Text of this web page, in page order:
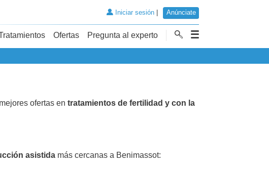
Iniciar sesión| Anúnciate
Ofertas Pregunta al experto
ofertas en tratamientos de fertilidad y con la
asistida más cercanas a Benimassot: